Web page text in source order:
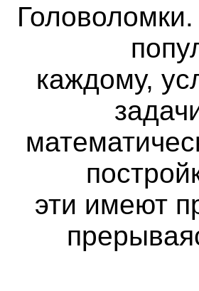
каждому,
эти имеют